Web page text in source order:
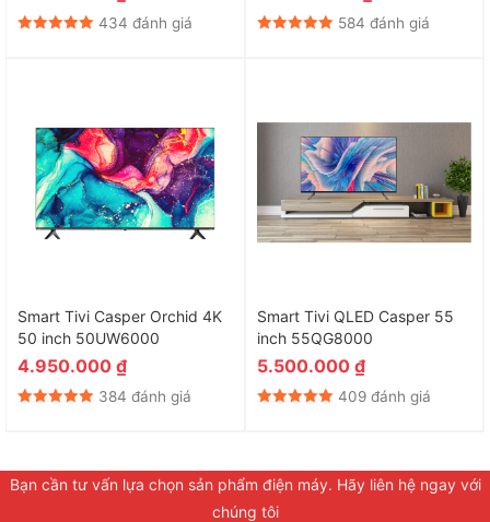
434 đánh giá 584 đánh giá
Smart Tivi Casper Orchid 4K
50 inch 50UW6000
4.950.000 ₫
384 đánh giá
Smart Tivi QLED Casper 55
inch 55QG8000
5.500.000 ₫
409 đánh giá
Bạn cần tư vấn lựa chọn sản phẩm điện máy. Hãy liên hệ ngay với
chúng tôi